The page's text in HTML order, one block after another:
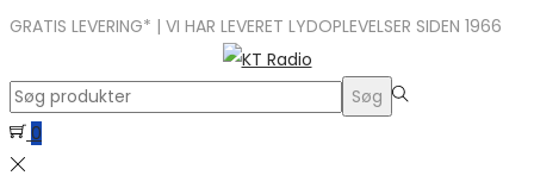
GRATIS LEVERING* | VI HAR LEVERET LYDOPLEVELSER SIDEN 1966
Search
for:>
Søg
0